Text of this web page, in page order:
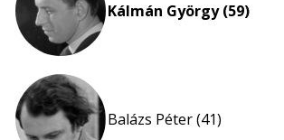
Kálmán György (59)
Balázs Péter (41)